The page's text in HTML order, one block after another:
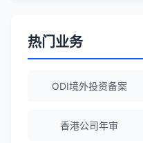
陈经理
热门业务
ODI境外投资备案
香港公司年审